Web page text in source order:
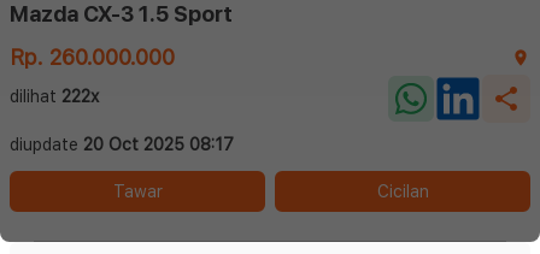
Mazda CX-3 1.5 Sport
Rp. 260.000.000
dilihat 222x
diupdate 20 Oct 2025 08:17
Tawar Cicilan